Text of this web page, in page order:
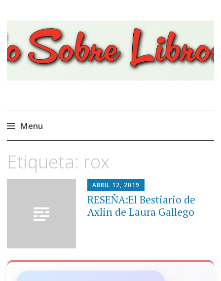
Viajando Sobre Libros
Menu
al
contenido
Etiqueta: rox
ABRIL 12, 2019
RESEÑA:El Bestiario de
Axlin de Laura Gallego